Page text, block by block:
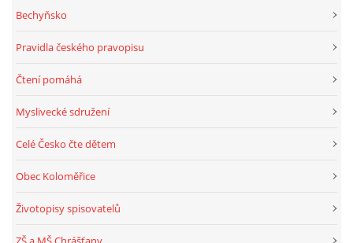
Bechyňsko
Pravidla českého pravopisu
Čtení pomáhá
Myslivecké sdružení
Celé Česko čte dětem
Obec Koloměřice
Životopisy spisovatelů